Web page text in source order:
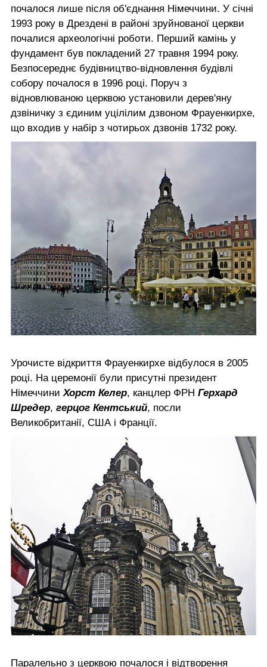
почалося лише після об'єднання Німеччини. У січні
1993 року в Дрездені в районі зруйнованої церкви
почалися археологічні роботи. Перший камінь у
фундамент був покладений 27 травня 1994 року.
Безпосереднє будівництво-відновлення будівлі
собору почалося в 1996 році. Поруч з
відновлюваною церквою установили дерев'яну
дзвіничку з єдиним уцілілим дзвоном Фрауенкирхе,
що входив у набір з чотирьох дзвонів 1732 року.
Урочисте відкриття Фрауенкирхе відбулося в 2005
році. На церемонії були присутні президент
НімеччиниХорст Келер, канцлер ФРН Герхард
Шредер, герцог Кентський, посли
Великобританії, США і Франції.
Паралельно з церквою почалося і відтворення